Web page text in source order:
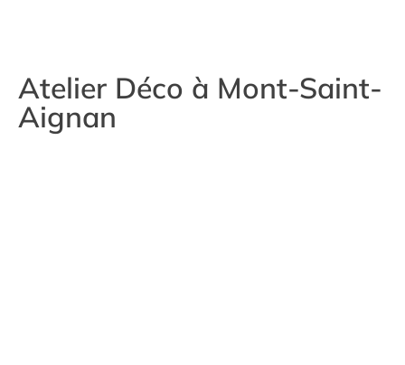
Atelier Déco à Mont-Saint-
Aignan